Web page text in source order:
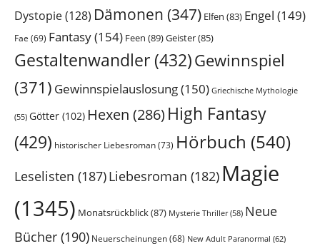
Dystopie(128) Dämonen (347) Elfen (83) Engel (149)
Fae (69) Fantasy(154) Feen (89)Geister(85)
Gestaltenwandler (432)Gewinnspiel
(371) Gewinnspielauslosung(150) Griechische Mythologie
(55) Götter (102) Hexen (286) High Fantasy
(429) historischer Liebesroman(73) Hörbuch (540)
Leselisten (187)Liebesroman (182) Magie
(1345) Monatsrückblick(87) Mysterie Thriller(58) Neue
Bücher (190) Neuerscheinungen(68) New Adult Paranormal (62)